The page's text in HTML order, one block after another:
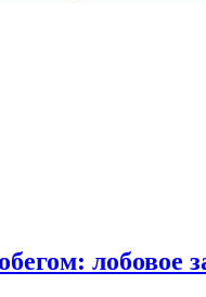
лобовое